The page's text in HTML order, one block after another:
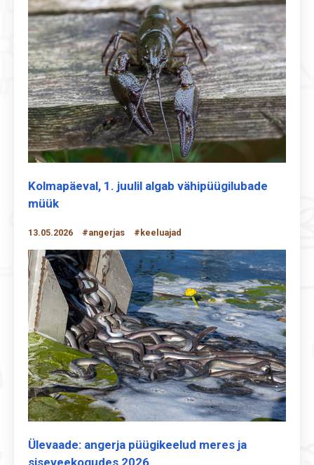
Kolmapäeval, 1. juulil algab vähipüügilubade
müük
13.05.2026 #angerjas #keeluajad
Ülevaade: angerja püügikeelud meres ja